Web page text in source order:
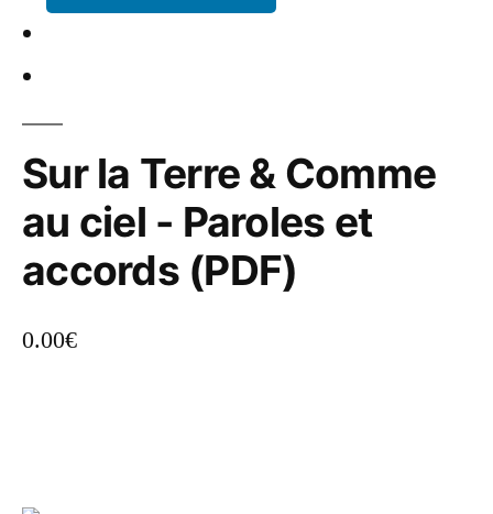
Sur la Terre & Comme
au ciel - Paroles et
accords (PDF)
0.00€